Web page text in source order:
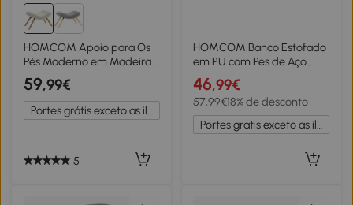
HOMCOM Apoio para Os
Pés Moderno em Madeira
com Revestimento em
Poliéster e Pernas de Faia
Acolchoado Branco Creme
59,99€
Portes grátis exceto as ilhas
5
HOMCOM Banco Estofado
em PU com Pés de Aço
Acolchoado Espesso Estilo
Moderno Otomana para
Quarto 40x40x46 cm
Castanho
46,99€
57,99€18% de desconto
Portes grátis exceto as ilhas